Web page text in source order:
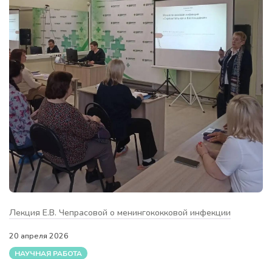
Лекция Е.В. Чепрасовой о менингококковой инфекции
20 апреля 2026
НАУЧНАЯ РАБОТА